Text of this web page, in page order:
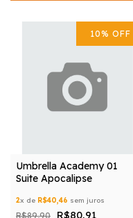
10% OFF
Umbrella Academy 01
Suite Apocalipse
2x de R$40,46 sem juros
R$89,90 R$80,91